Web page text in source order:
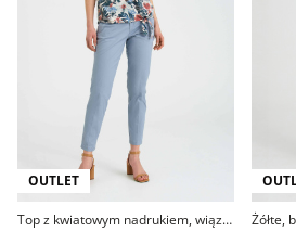
OUTLET
Top z kwiatowym nadrukiem, wiązanie u dołu